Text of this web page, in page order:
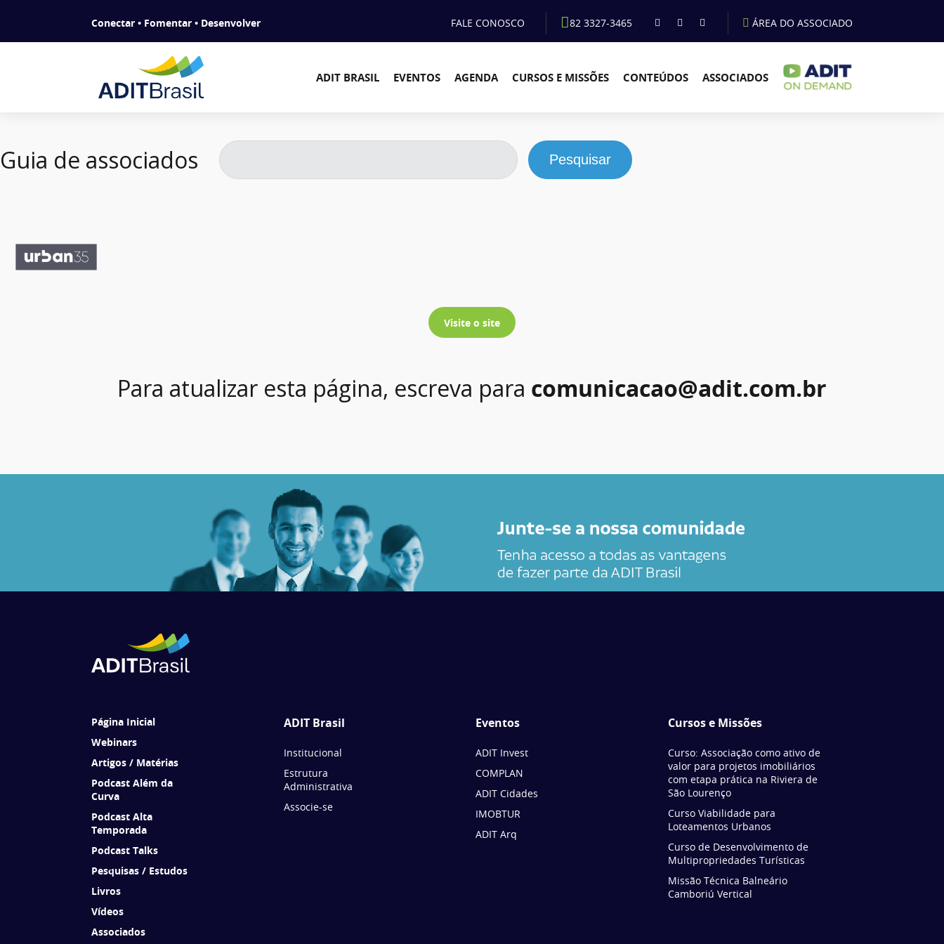
Conectar • Fomentar • Desenvolver FALE CONOSCO 82 3327-3465 ÁREA DO ASSOCIADO
ADIT BRASIL EVENTOS AGENDA CURSOS E MISSÕES CONTEÚDOS ASSOCIADOS
Guia de associados Pesquisar
Visite o site
Para atualizar esta página, escreva para comunicacao@adit.com.br
Página Inicial
Webinars
Artigos / Matérias
Podcast Além da
Curva
Podcast Alta
Temporada
Podcast Talks
Pesquisas / Estudos
Livros
Vídeos
Associados
ADIT Brasil
Institucional
Estrutura
Administrativa
Associe-se
Eventos
ADIT Invest
COMPLAN
ADIT Cidades
IMOBTUR
ADIT Arq
Cursos e Missões
Curso: Associação como ativo de
valor para projetos imobiliários
com etapa prática na Riviera de
São Lourenço
Curso Viabilidade para
Loteamentos Urbanos
Curso de Desenvolvimento de
Multipropriedades Turísticas
Missão Técnica Balneário
Camboriú Vertical